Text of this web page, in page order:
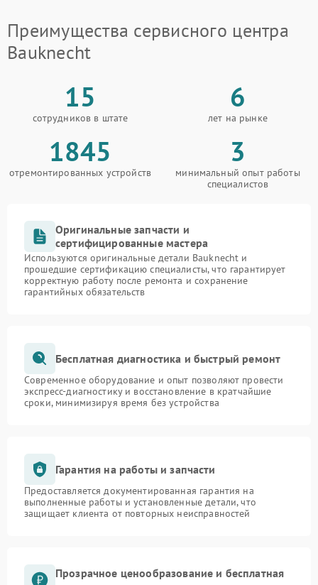
Преимущества сервисного центра
Bauknecht
15
сотрудников в штате
6
лет на рынке
1845
отремонтированных устройств
3
минимальный опыт работы
специалистов
Оригинальные запчасти и
сертифицированные мастера
Используются оригинальные детали Bauknecht и
прошедшие сертификацию специалисты, что гарантирует
корректную работу после ремонта и сохранение
гарантийных обязательств
Бесплатная диагностика и быстрый ремонт
Современное оборудование и опыт позволяют провести
экспресс-диагностику и восстановление в кратчайшие
сроки, минимизируя время без устройства
Гарантия на работы и запчасти
Предоставляется документированная гарантия на
выполненные работы и установленные детали, что
защищает клиента от повторных неисправностей
Прозрачное ценообразование и бесплатная